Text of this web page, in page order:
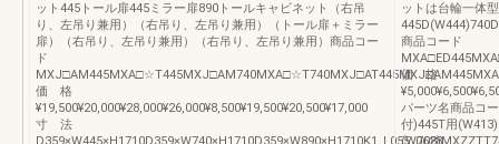
ット445トール扉445ミラー扉890トールキャビネット（右吊
り、左吊り兼用）（右吊り、左吊り兼用）（トール扉＋ミラー
扉）（右吊り、左吊り兼用）（右吊り、左吊り兼用）商品コー
ド
価 格
¥19,500¥20,000¥28,000¥26,000¥8,500¥19,500¥20,500¥17,000
寸 法
D359×W445×H1710D359×W740×H1710D359×W890×H1710K1_L055_0628
ットは台輪一体
商品コード
価 格
パーツ名商品コ
付)445T用